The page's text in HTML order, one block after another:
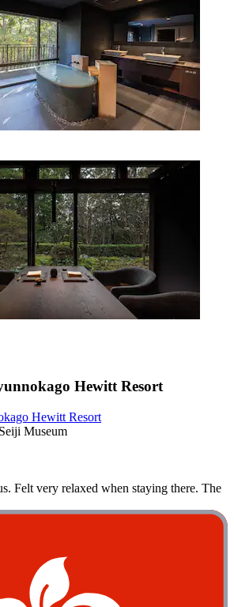
Hewitt Resort
Hewitt Resort
Museum
Felt very relaxed when staying there. The